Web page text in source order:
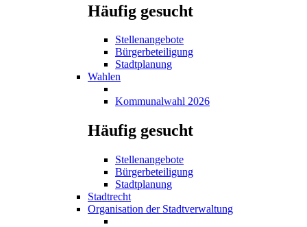
Häufig gesucht
Stellenangebote
Bürgerbeteiligung
Stadtplanung
Wahlen
Kommunalwahl 2026
Häufig gesucht
Stellenangebote
Bürgerbeteiligung
Stadtplanung
Stadtrecht
Organisation der Stadtverwaltung